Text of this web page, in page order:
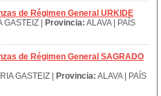
de Régimen General URKIDE
GASTEIZ | Provincia: ALAVA | PAÍS
de Régimen General SAGRADO
GASTEIZ | Provincia: ALAVA | PAÍS